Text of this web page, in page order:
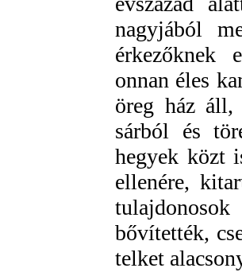
nagyjából
érkezőknek
onnan éles
öreg ház
sárból és
hegyek közt
ellenére,
bővítették,
telket